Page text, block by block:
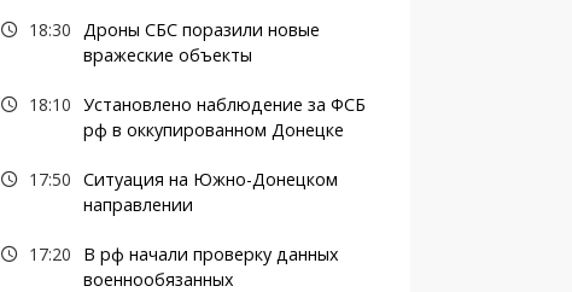
18:30 Дроны СБС поразили новые
вражеские объекты
18:10 Установлено наблюдение за ФСБ
рф в оккупированном Донецке
17:50 Ситуация на Южно-Донецком
направлении
17:20
В рф начали проверку данных
военнообязанных